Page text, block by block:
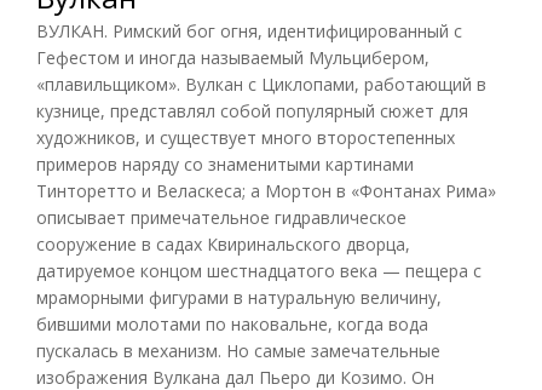
ВУЛКАН. Римский бог огня, идентифицированный с
Гефестом и иногда называемый Мульцибером,
«плавильщиком». Вулкан с Циклопами, работающий в
кузнице, представлял собой популярный сюжет для
художников, и существует много второстепенных
примеров наряду со знаменитыми картинами
Тинторетто и Веласкеса; а Мортон в «Фонтанах Рима»
описывает примечательное гидравлическое
сооружение в садах Квиринальского дворца,
датируемое концом шестнадцатого века — пещера с
мраморными фигурами в натуральную величину,
бившими молотами по наковальне, когда вода
пускалась в механизм. Но самые замечательные
изображения Вулкана дал Пьеро ди Козимо. Он